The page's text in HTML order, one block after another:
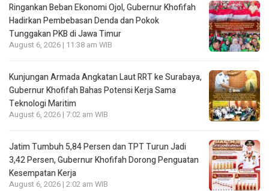
Ringankan Beban Ekonomi Ojol, Gubernur Khofifah
Hadirkan Pembebasan Denda dan Pokok
Tunggakan PKB di Jawa Timur
August 6, 2026 | 11:38 am WIB
Kunjungan Armada Angkatan Laut RRT ke Surabaya,
Gubernur Khofifah Bahas Potensi Kerja Sama
Teknologi Maritim
August 6, 2026 | 7:02 am WIB
Jatim Tumbuh 5,84 Persen dan TPT Turun Jadi
3,42 Persen, Gubernur Khofifah Dorong Penguatan
Kesempatan Kerja
August 6, 2026 | 2:02 am WIB